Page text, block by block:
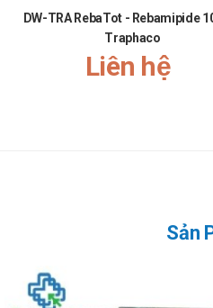
sĩ, hoặc thấy có biểu hiện bất
DW-TRA RebaTot - Rebamipide
Traphaco
Liên hệ
Sản